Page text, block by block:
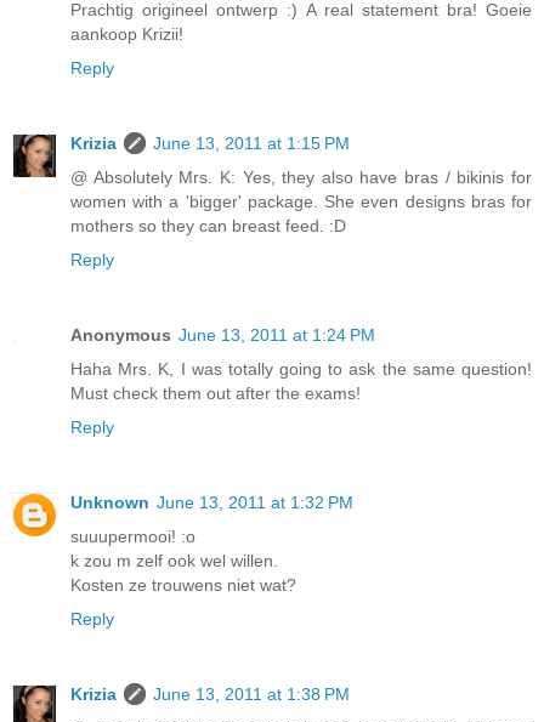
Prachtig origineel ontwerp :) A real statement bra! Goeie
aankoop Krizii!
Reply
Krizia
June 13, 2011 at 1:15 PM
@ Absolutely Mrs. K: Yes, they also have bras / bikinis for
women with a 'bigger' package. She even designs bras for
mothers so they can breast feed. :D
Reply
Anonymous June 13, 2011 at 1:24 PM
Haha Mrs. K, I was totally going to ask the same question!
Must check them out after the exams!
Reply
Unknown June 13, 2011 at 1:32 PM
suuupermooi! :o
k zou m zelf ook wel willen.
Kosten ze trouwens niet wat?
Reply
Krizia
June 13, 2011 at 1:38 PM